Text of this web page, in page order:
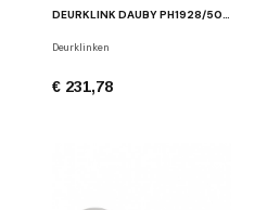
DEURKLINK DAUBY PH1928/50Q RUW BRONS GEPOLIJST
Deurklinken
€ 231,78